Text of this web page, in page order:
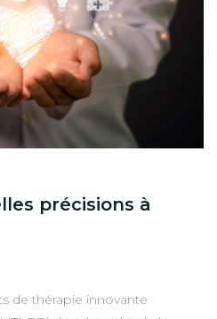
précisions à
de thérapie innovante